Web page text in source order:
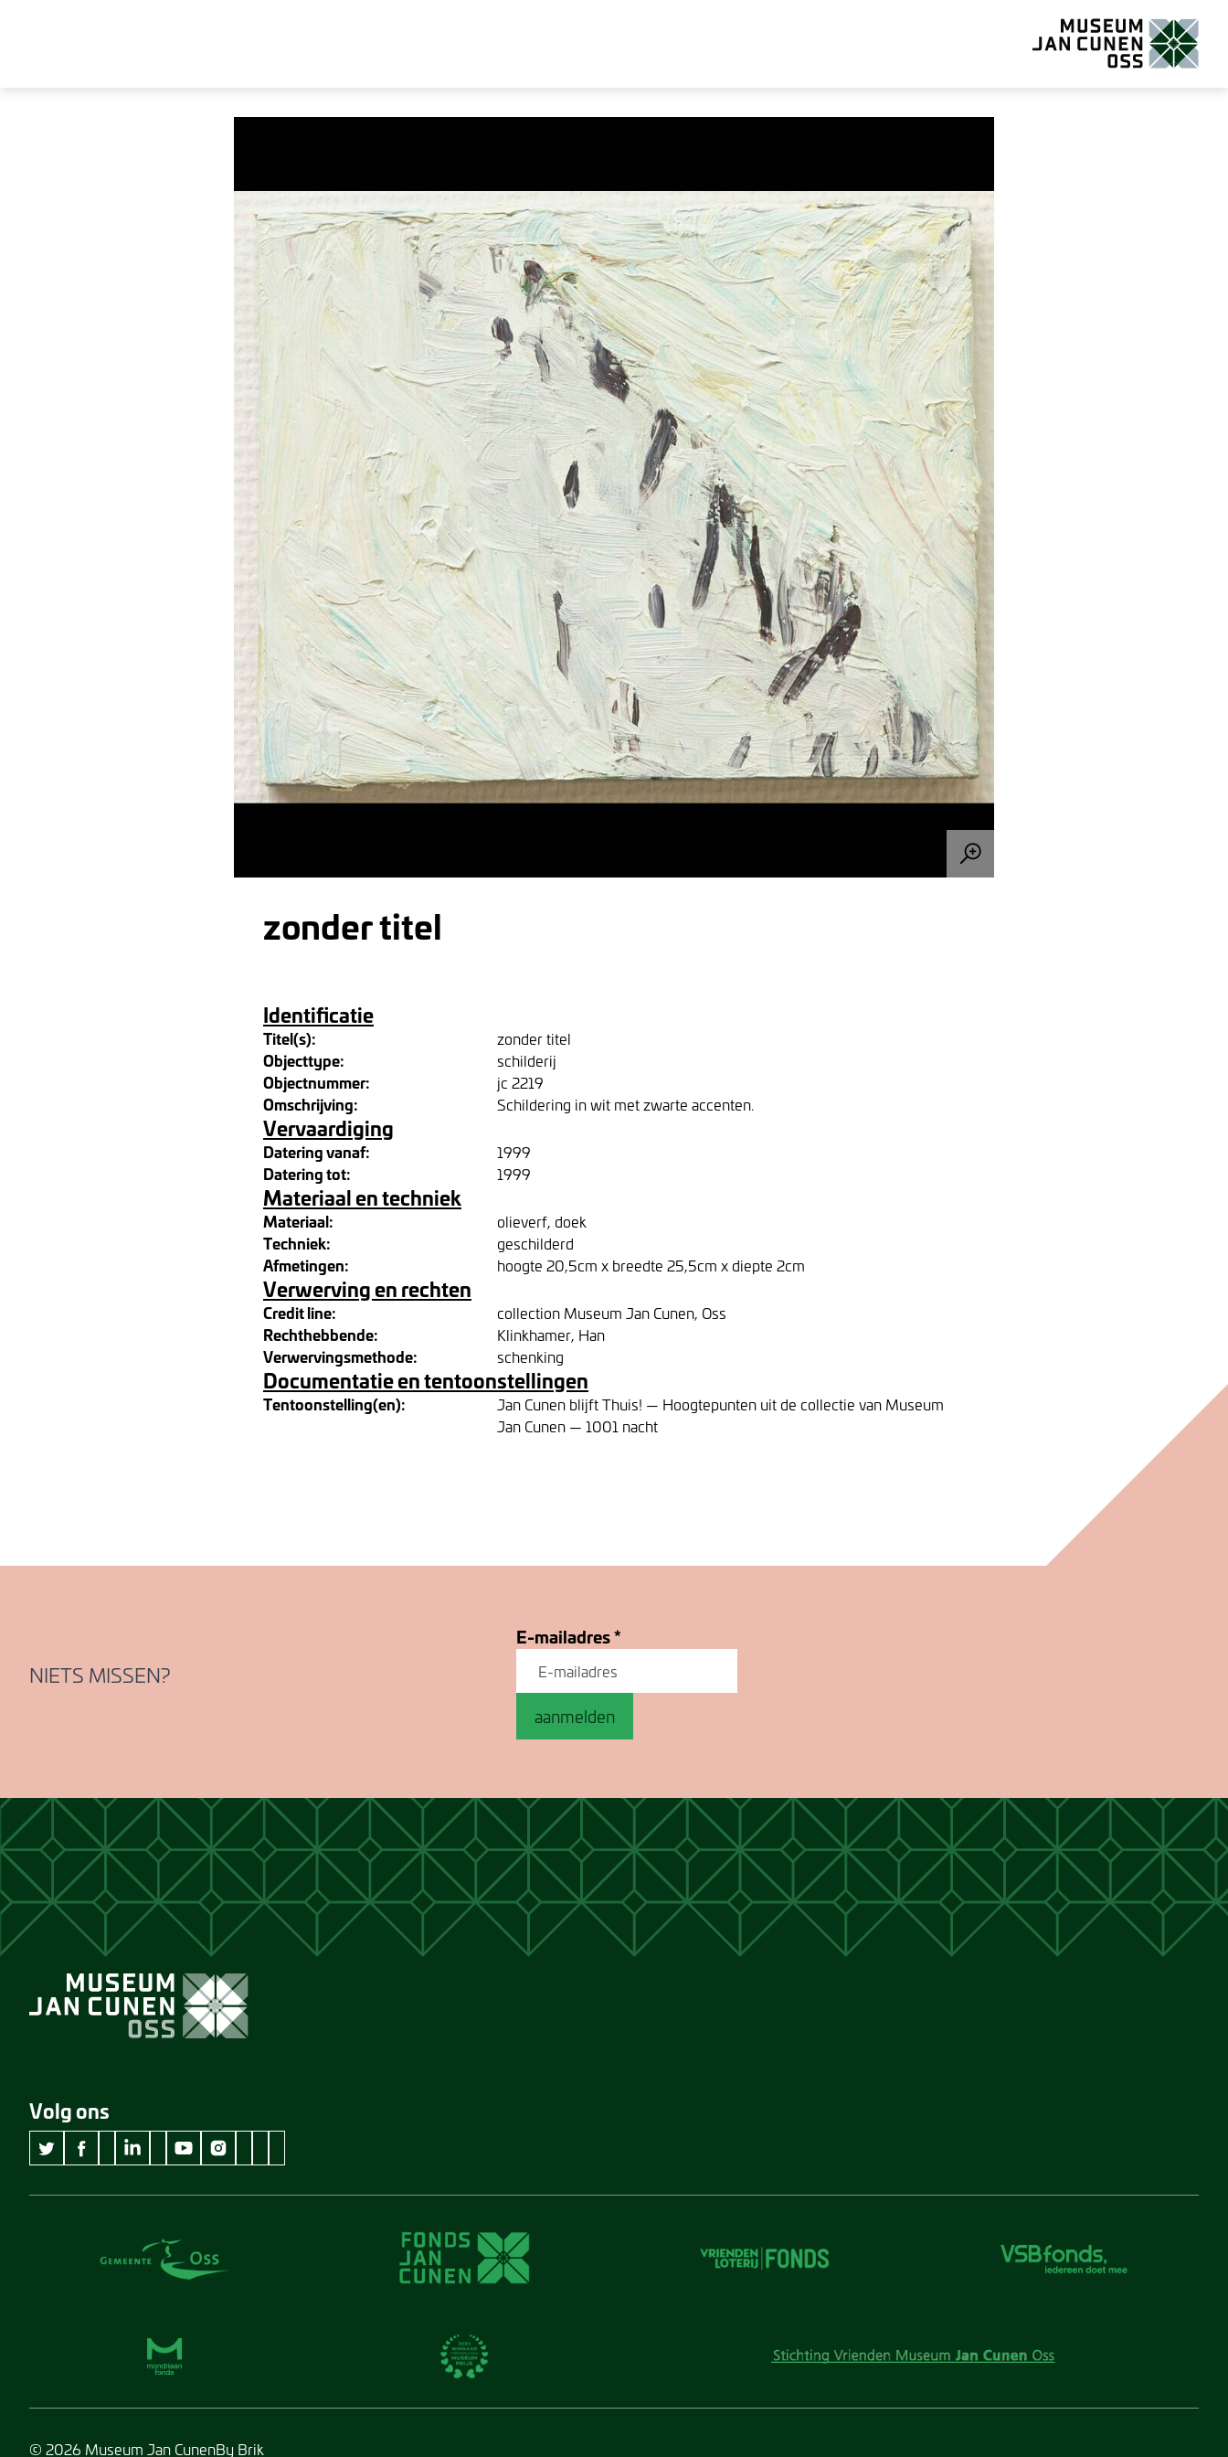
zonder titel
Identificatie
Titel(s): zonder titel
Objecttype: schilderij
Objectnummer: jc 2219
Omschrijving: Schildering in wit met zwarte accenten.
Vervaardiging
Datering vanaf: 1999
Datering tot: 1999
Materiaal en techniek
Materiaal: olieverf, doek
Techniek: geschilderd
Afmetingen: hoogte 20,5cm x breedte 25,5cm x diepte 2cm
Verwerving en rechten
Credit line: collection Museum Jan Cunen, Oss
Rechthebbende: Klinkhamer, Han
Verwervingsmethode: schenking
Documentatie en tentoonstellingen
Tentoonstelling(en):
Jan Cunen blijft Thuis! — Hoogtepunten uit de collectie van Museum
Jan Cunen — 1001 nacht
NIETS MISSEN?
E-mailadres*
aanmelden
Volg ons
twitter Museum Jan Cunen
facebook Museum Jan Cunen
wikipedia Museum Jan Cunen
linkedin Museum Jan Cunen
googleplus Museum Jan Cunen
youtube Museum Jan Cunen
instagram Museum Jan Cunen
© 2026 Museum Jan CunenBy Brik